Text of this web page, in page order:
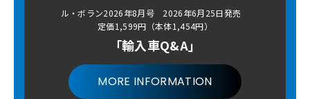
ル・ボラン2026年8月号 2026年6月25日発売
定価1,599円（本体1,454円）
「輸入車Q&A」
MORE INFORMATION